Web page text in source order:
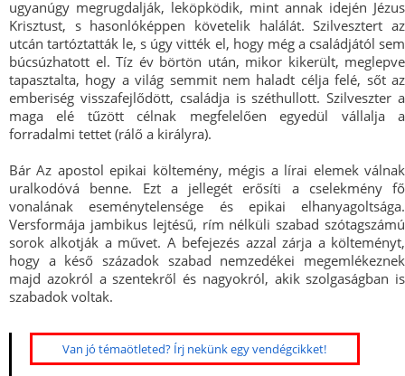
ugyanúgy megrugdalják, leköpködik, mint annak idején Jézus
Krisztust, s hasonlóképpen követelik halálát. Szilvesztert az
utcán tartóztatták le, s úgy vitték el, hogy még a családjától sem
búcsúzhatott el. Tíz év börtön után, mikor kikerült, meglepve
tapasztalta, hogy a világ semmit nem haladt célja felé, sőt az
emberiség visszafejlődött, családja is széthullott. Szilveszter a
maga elé tűzött célnak megfelelően egyedül vállalja a
forradalmi tettet (rálő a királyra).
Bár Az apostol epikai költemény, mégis a lírai elemek válnak
uralkodóvá benne. Ezt a jellegét erősíti a cselekmény fő
vonalának eseménytelensége és epikai elhanyagoltsága.
Versformája jambikus lejtésű, rím nélküli szabad szótagszámú
sorok alkotják a művet. A befejezés azzal zárja a költeményt,
hogy a késő századok szabad nemzedékei megemlékeznek
majd azokról a szentekről és nagyokról, akik szolgaságban is
szabadok voltak.
Van jó témaötleted? Írj nekünk egy vendégcikket!